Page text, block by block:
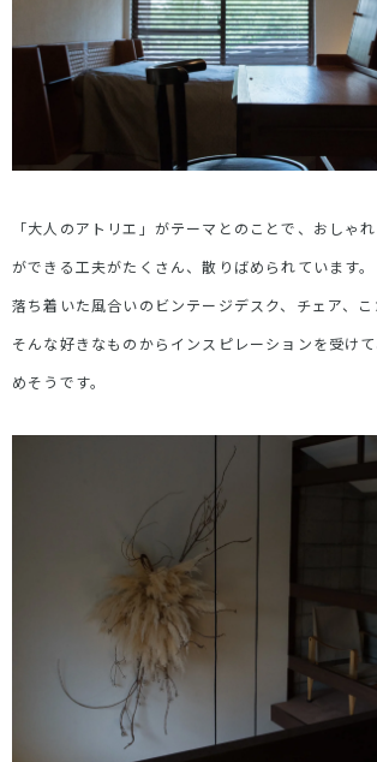
「大人のアトリエ」がテーマとのことで、おしゃ
ができる工夫がたくさん、散りばめられています。
落ち着いた風合いのビンテージデスク、チェア、こ
そんな好きなものからインスピレーションを受け
めそうです。